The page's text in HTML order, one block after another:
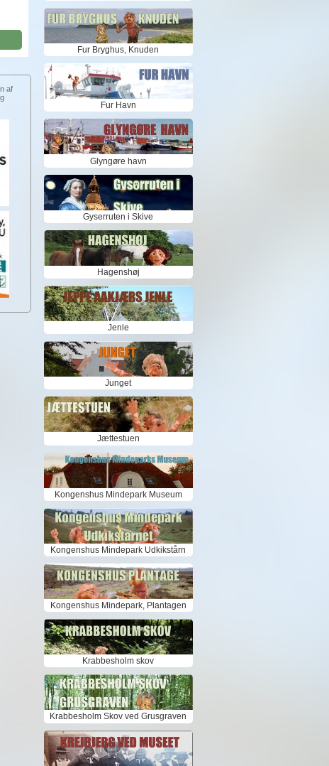
af
Fur Bryghus, Knuden
Fur Havn
Glyngøre havn
Gyserruten i Skive
Hagenshøj
Jenle
Junget
Jættestuen
Kongenshus Mindepark Museum
Kongenshus Mindepark Udkikstårn
Kongenshus Mindepark, Plantagen
Krabbesholm skov
Krabbesholm Skov ved Grusgraven